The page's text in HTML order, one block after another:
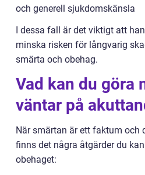
och generell sjukdomskänsla
I dessa fall är det viktigt att
minska risken för långvarig
smärta och obehag.
Vad kan du göra
väntar på
När smärtan är ett faktum och
finns det några åtgärder du
obehaget: